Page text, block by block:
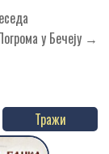
у Бечеју →